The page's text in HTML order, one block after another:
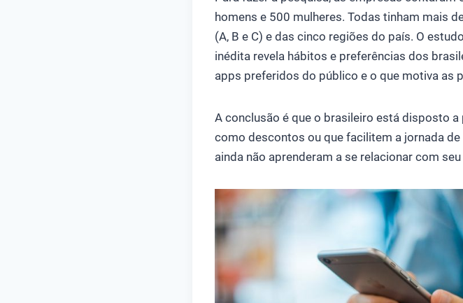
homens e 500 mulheres. Todas tinham mais
(A, B e C) e das cinco regiões do país. O
inédita revela hábitos e preferências dos
apps preferidos do público e o que motiva as
A conclusão é que o brasileiro está disposto
como descontos ou que facilitem a jornada
ainda não aprenderam a se relacionar com